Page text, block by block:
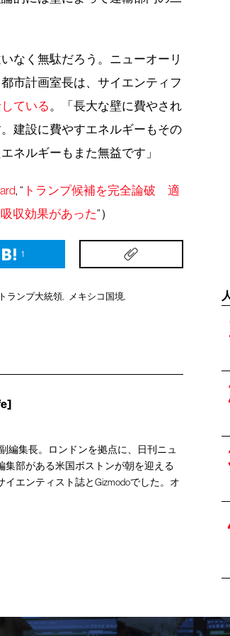
なく無駄だろう。ニューオーリ
市計画室長は、サイエンティフ
ている。「長大な壁に費やされ
建設に費やすエネルギーもその
ネルギーもまた無益です」
, “ トランプ候補を完全論破 適
収効果があった”）
1
トランプ大統領
メキシコ国境
編集長。ロンドンを拠点に、日刊ニュ
部がある米国ボストンが朝を迎える
エンティスト誌とGizmodoでした。オ